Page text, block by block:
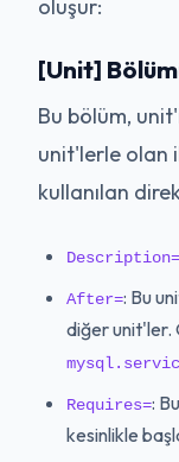
oluşur:
[Unit]
Bu bölüm,
unit'lerle olan
kullanılan
Description=
After=: Bu
diğer unit'ler.
Requires=:
kesinlikle